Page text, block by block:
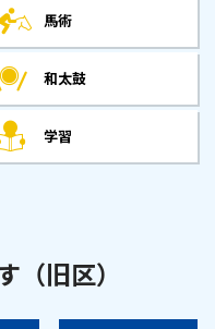
馬術
和太鼓
学習
（旧区）